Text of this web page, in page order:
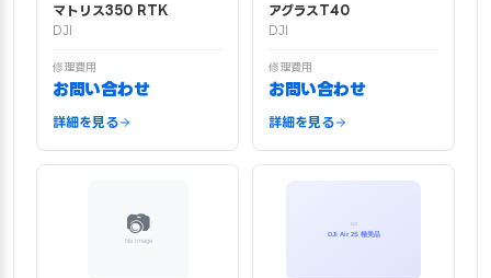
マトリス350 RTK
DJI
修理費用
お問い合わせ
詳細を見る
アグラスT40
DJI
修理費用
お問い合わせ
詳細を見る